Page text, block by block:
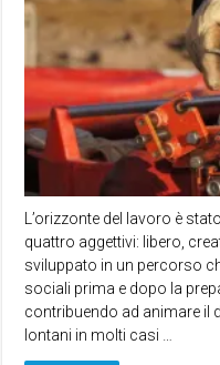
L’orizzonte del lavoro è
quattro aggettivi: libero,
sviluppato in un percorso
sociali prima e dopo la
contribuendo ad animare il
lontani in molti casi …